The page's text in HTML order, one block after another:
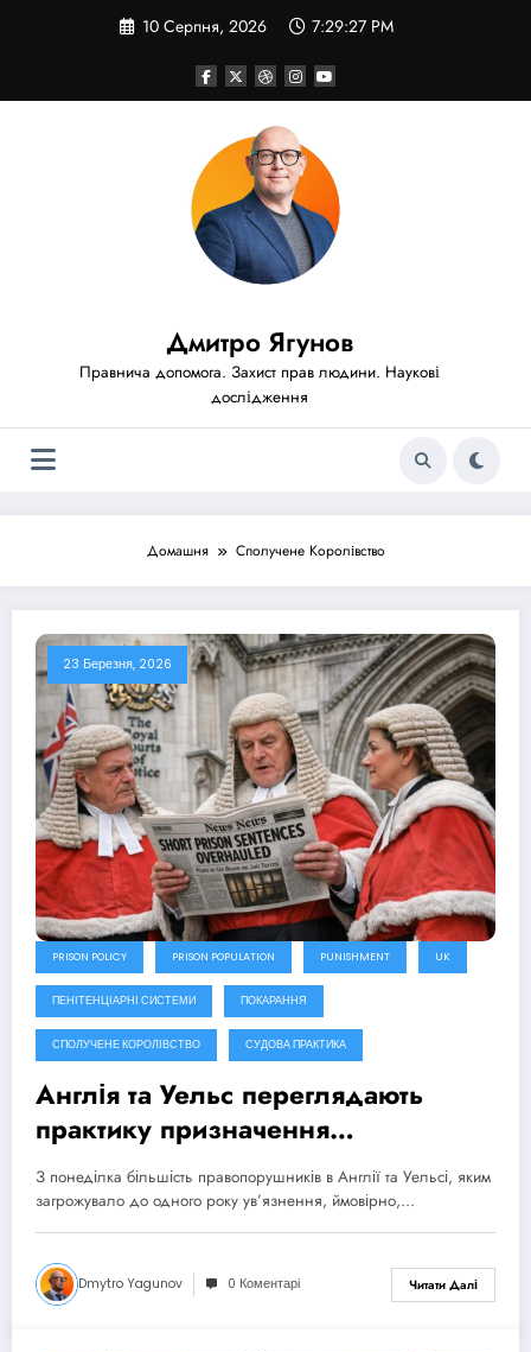
10 Серпня, 2026 7:29:29 PM
Дмитро Ягунов
Правнича допомога. Захист прав людини. Наукові
дослідження
Домашня Сполучене Королівство
23 Березня, 2026
PRISON POLICY PRISON POPULATION PUNISHMENT UK
ПЕНІТЕНЦІАРНІ СИСТЕМИ ПОКАРАННЯ
СПОЛУЧЕНЕ КОРОЛІВСТВО СУДОВА ПРАКТИКА
Англія та Уельс переглядають
практику призначення
короткострового ув’язнення
З понеділка більшість правопорушників в Англії та Уельсі, яким
загрожувало до одного року ув’язнення, ймовірно,…
Dmytro Yagunov 0 Коментарі Читати Далі